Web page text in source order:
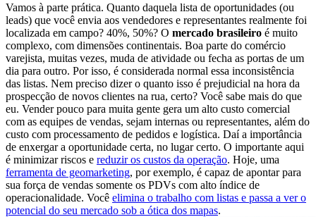
Vamos à parte prática. Quanto daquela lista de oportunidades (ou
leads) que você envia aos vendedores e representantes realmente foi
localizada em campo? 40%, 50%? O mercado brasileiro é muito
complexo, com dimensões continentais. Boa parte do comércio
varejista, muitas vezes, muda de atividade ou fecha as portas de um
dia para outro. Por isso, é considerada normal essa inconsistência
das listas. Nem preciso dizer o quanto isso é prejudicial na hora da
prospecção de novos clientes na rua, certo? Você sabe mais do que
eu. Vender pouco para muita gente gera um alto custo comercial
com as equipes de vendas, sejam internas ou representantes, além do
custo com processamento de pedidos e logística. Daí a importância
de enxergar a oportunidade certa, no lugar certo. O importante aqui
é minimizar riscos e reduzir os custos da operação. Hoje, uma
ferramenta de geomarketing, por exemplo, é capaz de apontar para
sua força de vendas somente os PDVs com alto índice de
operacionalidade. Você elimina o trabalho com listas e passa a ver o
potencial do seu mercado sob a ótica dos mapas.